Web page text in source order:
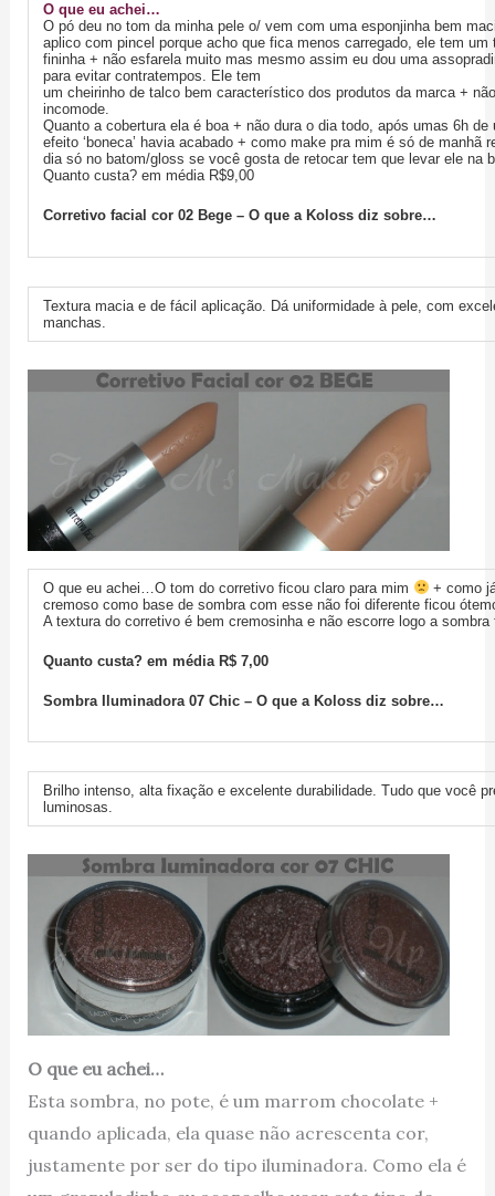
O que eu achei…
O pó deu no tom da minha pele o/ vem com uma esponjinha bem
aplico com pincel porque acho que fica menos carregado, ele tem um
fininha + não esfarela muito mas mesmo assim eu dou uma
para evitar contratempos. Ele tem
um cheirinho de talco bem característico dos produtos da marca +
incomode.
Quanto a cobertura ela é boa + não dura o dia todo, após umas 6h de
efeito ‘boneca’ havia acabado + como make pra mim é só de manhã
dia só no batom/gloss se você gosta de retocar tem que levar ele na
Quanto custa? em média R$9,00
Corretivo facial cor 02 Bege – O que a Koloss diz sobre…
Textura macia e de fácil aplicação. Dá uniformidade à pele, com
manchas.
O que eu achei…O tom do corretivo ficou claro para mim
+ como
cremoso como base de sombra com esse não foi diferente ficou
A textura do corretivo é bem cremosinha e não escorre logo a sombra
Quanto custa? em média R$ 7,00
Sombra Iluminadora 07 Chic – O que a Koloss diz sobre…
Brilho intenso, alta fixação e excelente durabilidade. Tudo que você
luminosas.
O que eu achei…
Esta sombra, no pote, é um marrom chocolate +
quando aplicada, ela quase não acrescenta cor,
justamente por ser do tipo iluminadora. Como ela é